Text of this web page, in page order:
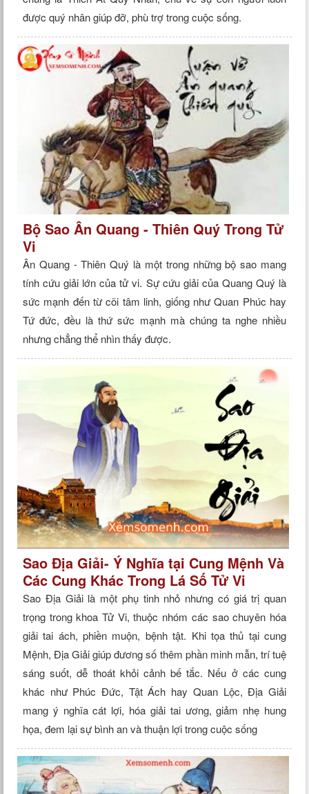
được quý nhân giúp đỡ, phù trợ trong cuộc sống.
Bộ Sao Ân Quang - Thiên Quý Trong Tử
Vi
Ân Quang - Thiên Quý là một trong những bộ sao mang
tính cứu giải lớn của tử vi. Sự cứu giải của Quang Quý là
sức mạnh đến từ cõi tâm linh, giống như Quan Phúc hay
Tứ đức, đều là thứ sức mạnh mà chúng ta nghe nhiều
nhưng chẳng thể nhìn thấy được.
Sao Địa Giải- Ý Nghĩa tại Cung Mệnh Và
Các Cung Khác Trong Lá Số Tử Vi
Sao Địa Giải là một phụ tinh nhỏ nhưng có giá trị quan
trọng trong khoa Tử Vi, thuộc nhóm các sao chuyên hóa
giải tai ách, phiền muộn, bệnh tật. Khi tọa thủ tại cung
Mệnh, Địa Giải giúp đương số thêm phần minh mẫn, trí tuệ
sáng suốt, dễ thoát khỏi cảnh bế tắc. Nếu ở các cung
khác như Phúc Đức, Tật Ách hay Quan Lộc, Địa Giải
mang ý nghĩa cát lợi, hóa giải tai ương, giảm nhẹ hung
họa, đem lại sự bình an và thuận lợi trong cuộc sống